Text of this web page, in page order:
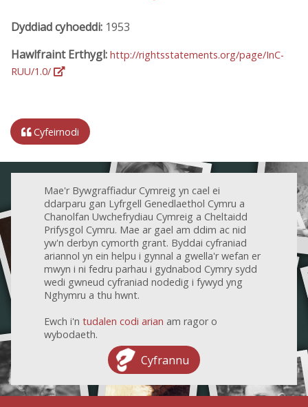
Dyddiad cyhoeddi: 1953
Hawlfraint Erthygl: http://rightsstatements.org/page/InC-
RUU/1.0/
Cyfeirnodi
Mae'r Bywgraffiadur Cymreig yn cael ei
ddarparu gan Lyfrgell Genedlaethol Cymru a
Chanolfan Uwchefrydiau Cymreig a Cheltaidd
Prifysgol Cymru. Mae ar gael am ddim ac nid
yw'n derbyn cymorth grant. Byddai cyfraniad
ariannol yn ein helpu i gynnal a gwella'r wefan er
mwyn i ni fedru parhau i gydnabod Cymry sydd
wedi gwneud cyfraniad nodedig i fywyd yng
Nghymru a thu hwnt.
Ewch i'n tudalen codi arian am ragor o
wybodaeth.
Cyfrannu